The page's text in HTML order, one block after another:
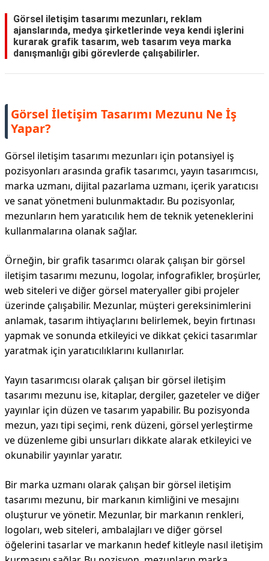
Görsel iletişim tasarımı mezunları, reklam
ajanslarında, medya şirketlerinde veya kendi işlerini
kurarak grafik tasarım, web tasarım veya marka
danışmanlığı gibi görevlerde çalışabilirler.
Görsel İletişim Tasarımı Mezunu Ne İş
Yapar?
Görsel iletişim tasarımı mezunları için potansiyel iş
pozisyonları arasında grafik tasarımcı, yayın tasarımcısı,
marka uzmanı, dijital pazarlama uzmanı, içerik yaratıcısı
ve sanat yönetmeni bulunmaktadır. Bu pozisyonlar,
mezunların hem yaratıcılık hem de teknik yeteneklerini
kullanmalarına olanak sağlar.
Örneğin, bir grafik tasarımcı olarak çalışan bir görsel
iletişim tasarımı mezunu, logolar, infografikler, broşürler,
web siteleri ve diğer görsel materyaller gibi projeler
üzerinde çalışabilir. Mezunlar, müşteri gereksinimlerini
anlamak, tasarım ihtiyaçlarını belirlemek, beyin fırtınası
yapmak ve sonunda etkileyici ve dikkat çekici tasarımlar
yaratmak için yaratıcılıklarını kullanırlar.
Yayın tasarımcısı olarak çalışan bir görsel iletişim
tasarımı mezunu ise, kitaplar, dergiler, gazeteler ve diğer
yayınlar için düzen ve tasarım yapabilir. Bu pozisyonda
mezun, yazı tipi seçimi, renk düzeni, görsel yerleştirme
ve düzenleme gibi unsurları dikkate alarak etkileyici ve
okunabilir yayınlar yaratır.
Bir marka uzmanı olarak çalışan bir görsel iletişim
tasarımı mezunu, bir markanın kimliğini ve mesajını
oluşturur ve yönetir. Mezunlar, bir markanın renkleri,
logoları, web siteleri, ambalajları ve diğer görsel
öğelerini tasarlar ve markanın hedef kitleyle nasıl iletişim